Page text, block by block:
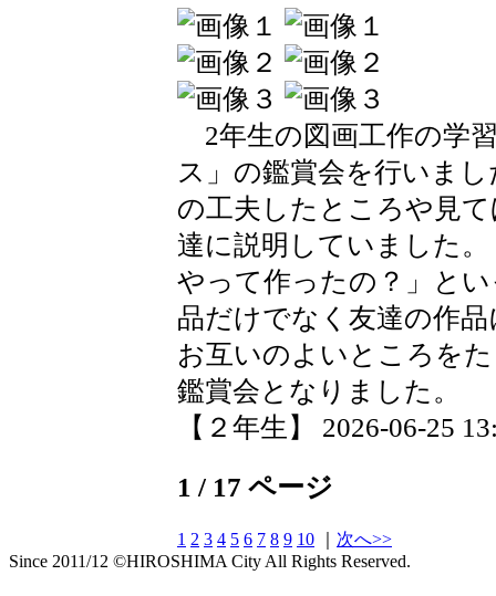
2年生の図画工作の学
ス」の鑑賞会を行いま
の工夫したところや見
達に説明していました
やって作ったの？」と
品だけでなく友達の作
お互いのよいところを
鑑賞会となりました。
【２年生】 2026-06-25
1 / 17 ページ
1 2 3 4 5 6 7 8 9 10
次へ>>
Since 2011/12 ©HIROSHIMA City All Rights Reserved.